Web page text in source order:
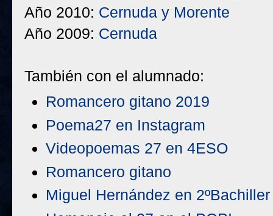
Año 2010: Cernuda y Morente
Año 2009: Cernuda
También con el alumnado:
Romancero gitano 2019
Poema27 en Instagram
Videopoemas 27 en 4ESO
Romancero gitano
Miguel Hernández en 2ºBachiller